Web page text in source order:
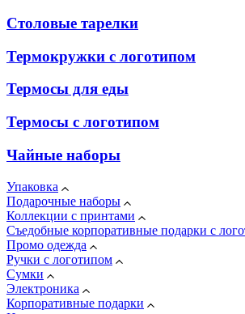
Столовые тарелки
Термокружки с логотипом
Термосы для еды
Термосы с логотипом
Чайные наборы
Упаковка
Подарочные наборы
Коллекции с принтами
Съедобные корпоративные подарки с
Промо одежда
Ручки с логотипом
Сумки
Электроника
Корпоративные подарки